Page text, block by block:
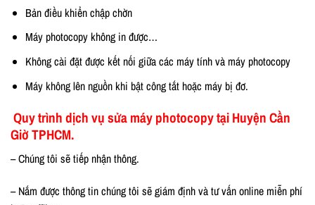
Bản điều khiển chập chờn
Máy photocopy không in được…
Không cài đặt được kết nối giữa các máy tính và máy photocopy
Máy không lên nguồn khi bật công tắt hoặc máy bị đơ.
Quy trình dịch vụ sửa máy photocopy tại Huyện Cần
Giờ TPHCM.
– Chúng tôi sẽ tiếp nhận thông.
– Nắm được thông tin chúng tôi sẽ giám định và tư vấn online miễn phí